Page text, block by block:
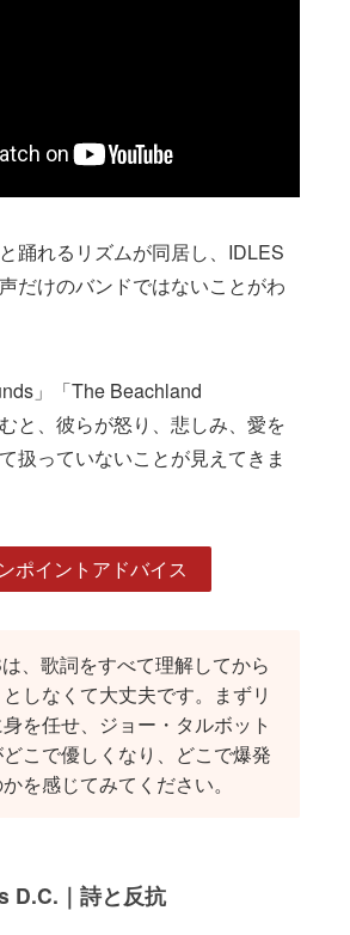
踊れるリズムが同居し、IDLES
だけのバンドではないことがわ
」「The Beachland
と、彼らが怒り、悲しみ、愛を
扱っていないことが見えてきま
ポイントアドバイス
、歌詞をすべて理解してから
しなくて大丈夫です。まずリ
を任せ、ジョー・タルボット
こで優しくなり、どこで爆発
を感じてみてください。
D.C.｜詩と反抗